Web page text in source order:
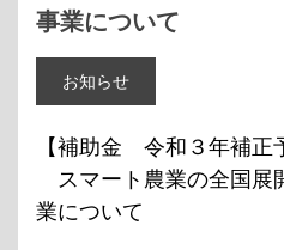
事業について
お知らせ
【補助金 令和３年補正
スマート農業の全国展
業について